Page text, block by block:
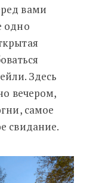
вами
одно
Здесь
вечером,
самое
свидание.